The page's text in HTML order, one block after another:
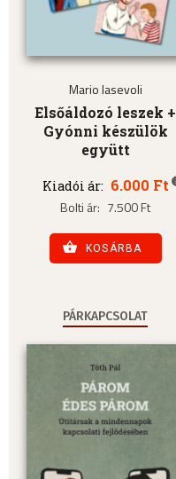
Mario Iasevoli
Elsőáldozó leszek +
Gyónni készülök
együtt
Kiadói ár: 6.000 Ft
Bolti ár: 7.500 Ft
KOSÁRBA
PÁRKAPCSOLAT